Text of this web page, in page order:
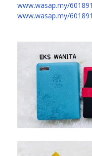
www.wasap.my/
www.wasap.my/